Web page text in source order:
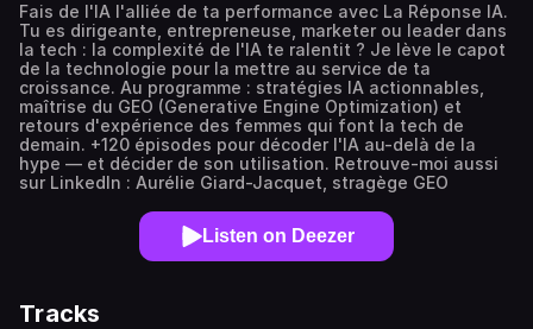
Fais de l'IA l'alliée de ta performance avec La Réponse IA.
Tu es dirigeante, entrepreneuse, marketer ou leader dans
la tech : la complexité de l'IA te ralentit ? Je lève le capot
de la technologie pour la mettre au service de ta
croissance. Au programme : stratégies IA actionnables,
maîtrise du GEO (Generative Engine Optimization) et
retours d'expérience des femmes qui font la tech de
demain. +120 épisodes pour décoder l'IA au-delà de la
hype — et décider de son utilisation. Retrouve-moi aussi
sur LinkedIn : Aurélie Giard-Jacquet, stragège GEO
Listen on Deezer
Tracks